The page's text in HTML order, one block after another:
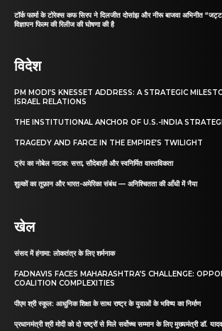
टॉर्क फार्मा के टोरेक्स कफ सिरप ने दिलजीत दोसांझ और नीरू बाजवा अभिनीत
विज्ञापन फिल्म की रिलीज की घोषणा की है
विदेश
PM MODI’S KNESSET ADDRESS: A STRATEGIC
ISRAEL RELATIONS
THE INSTITUTIONAL ANCHOR OF U.S.-INDIA
TRAGEDY AND FARCE IN THE EMPIRE’S TWILIGHT
ट्रंप का नोबेल नाटक: सत्ता, सौदेबाज़ी और स्वनिर्मित वास्तविकता
शुल्कों का तूफ़ान और भारत-अमेरिका संबंध — अनिश्चितता की आँधी में नैया
खेल
संसद में हंगामा: लोकतंत्र के लिए शर्मनाक
FADNAVIS FACES MAHARASHTRA’S CHALLENGE:
COALITION COMPLEXITIES
पीएम श्री स्कूल: आधुनिक शिक्षा के साथ राष्ट्र के युवाओं के भविष्य का निर्माण
प्रधानमंत्री श्री मोदी को दो राष्ट्रों से मिले सर्वोच्च सम्मान के लिए मुख्यमंत्री डॉ.